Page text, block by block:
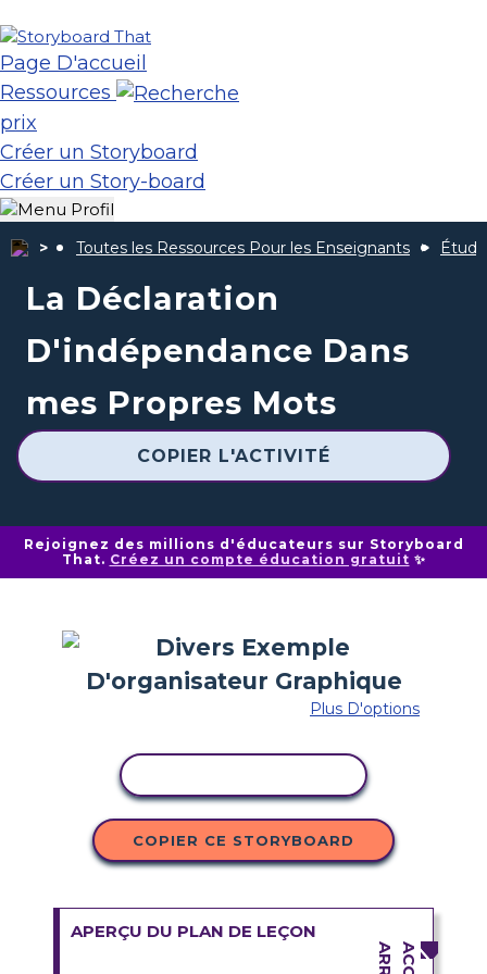
Page D'accueil
Ressources
prix
Créer un Storyboard
Créer un Story-board
Toutes les Ressources Pour les Enseignants
La Déclaration
D'indépendance Dans
mes Propres Mots
COPIER L'ACTIVITÉ
Rejoignez des millions d'éducateurs sur Storyboard
That. Créez un compte éducation gratuit ✨
Plus D'options
COPIER CE STORYBOARD
APERÇU DU PLAN DE LEÇON